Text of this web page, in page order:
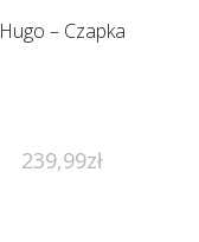
Hugo – Czapka
239,99zł